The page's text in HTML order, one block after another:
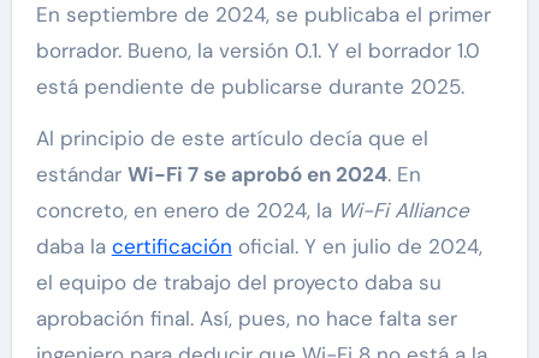
En septiembre de 2024, se publicaba el primer
borrador. Bueno, la versión 0.1. Y el borrador 1.0
está pendiente de publicarse durante 2025.
Al principio de este artículo decía que el
estándar Wi-Fi 7 se aprobó en 2024. En
concreto, en enero de 2024, la Wi-Fi Alliance
daba la certificación oficial. Y en julio de 2024,
el equipo de trabajo del proyecto daba su
aprobación final. Así, pues, no hace falta ser